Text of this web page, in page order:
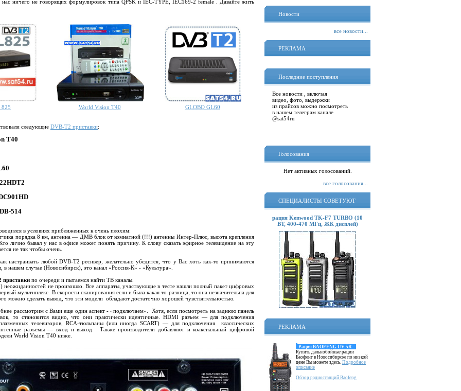
ничего не говорящих формулировок типа QPSK и IEC-TYPE, IEC169-2 female . Давайте жить
825 World Vision T40 GLOBO GL60
следующие DVB-T2 приставки:
T40
514
в условиях приближенных к очень плохим:
порядка 8 км, антенна — ДМВ блок от комнатной (!!!) антенны Интер-Плюс, высота крепления
лично бывал у нас в офисе может понять причину. К слову сказать эфирное телевидение на эту
не так чтобы очень.
настраивать любой DVB-T2 ресивер, желательно убедится, что у Вас хоть как-то принимаются
нашем случае (Новосибирск), это канал «Россия-К» - «Культура».
по очереди и пытаемся найти ТВ каналы.
неожиданностей не произошло. Все аппараты, участвующие в тесте нашли полный пакет цифровых
мультиплекс. В скорости сканирования если и была какая то разница, то она незначительна для
можно сделать вывод, что эти модели обладают достаточно хорошей чувствительностью.
рассмотрим с Вами еще один аспект - «подключаем». Хотя, если посмотреть на заднюю панель
то становится видно, что они практически идентичные. HDMI разъем — для подключения
телевизоров, RCA-тюльпаны (или иногда SCART) — для подключения классических
разъемы — вход и выход. Также производители добавляют икоаксиальный цифровой
World Vision T40 ниже.
Новости
все новости...
РЕКЛАМА
Последние поступления
Все новости , включая
видео, фото, выдержки
из прайсов можно посмотреть
в нашем телеграм канале
@sat54ru
Голосования
Нет активных голосований.
все голосования...
СПЕЦИАЛИСТЫ СОВЕТУЮТ
рация Kenwood TK-F7 TURBO (10
ВТ, 400-470 МГц, ЖК дисплей)
РЕКЛАМА
Рация BAOFENG UV 5R
Купить дальнобойные рации
Баофенг в Новосибирске по низкой
цене Вы можете здесь. Подробное
описание
Обзор радиостанций Baofeng